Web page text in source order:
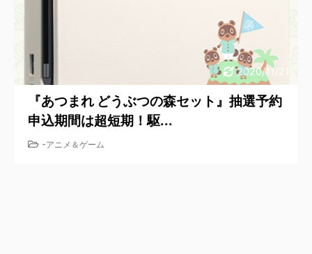
2020/11/21
『あつまれ どうぶつの森セット』抽選予約
申込期間は超短期！駆...
-アニメ＆ゲーム